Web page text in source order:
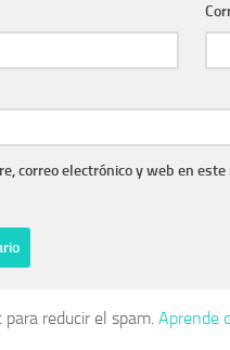
correo electrónico y web en
reducir el spam. Aprende